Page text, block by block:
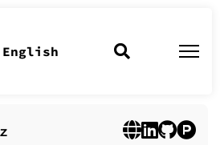
English